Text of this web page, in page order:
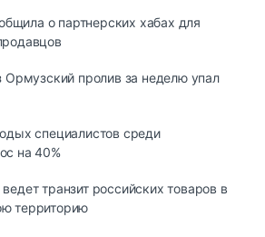
о партнерских хабах для
Ормузский пролив за неделю упал
специалистов среди
на 40%
транзит российских товаров в
территорию